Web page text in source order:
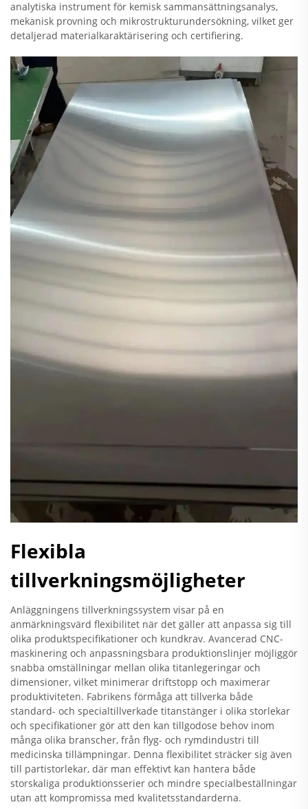
analytiska instrument för kemisk sammansättningsanalys,
mekanisk provning och mikrostrukturundersökning, vilket ger
detaljerad materialkaraktärisering och certifiering.
Flexibla
tillverkningsmöjligheter
Anläggningens tillverkningssystem visar på en
anmärkningsvärd flexibilitet när det gäller att anpassa sig till
olika produktspecifikationer och kundkrav. Avancerad CNC-
maskinering och anpassningsbara produktionslinjer möjliggör
snabba omställningar mellan olika titanlegeringar och
dimensioner, vilket minimerar driftstopp och maximerar
produktiviteten. Fabrikens förmåga att tillverka både
standard- och specialtillverkade titanstänger i olika storlekar
och specifikationer gör att den kan tillgodose behov inom
många olika branscher, från flyg- och rymdindustri till
medicinska tillämpningar. Denna flexibilitet sträcker sig även
till partistorlekar, där man effektivt kan hantera både
storskaliga produktionsserier och mindre specialbeställningar
utan att kompromissa med kvalitetsstandarderna.